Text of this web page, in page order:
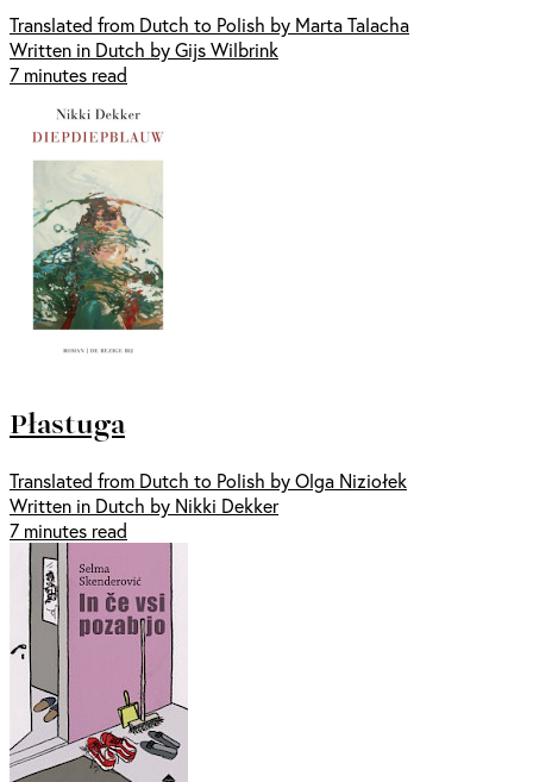
Translated from Dutch to Polish by Marta Talacha
Written in Dutch by Gijs Wilbrink
7 minutes read
Płastuga
Translated from Dutch to Polish by Olga Niziołek
Written in Dutch by Nikki Dekker
7 minutes read